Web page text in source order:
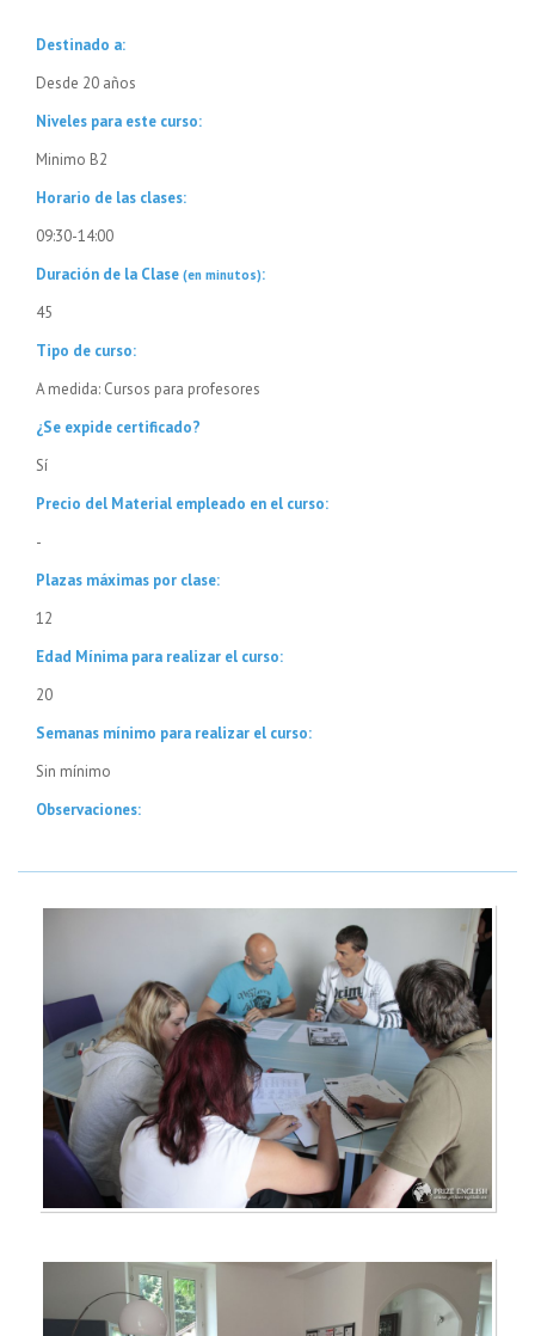
Destinado a:
Desde 20 años
Niveles para este curso:
Minimo B2
Horario de las clases:
09:30-14:00
Duración de la Clase (en minutos):
45
Tipo de curso:
A medida: Cursos para profesores
¿Se expide certificado?
Sí
Precio del Material empleado en el curso:
-
Plazas máximas por clase:
12
Edad Mínima para realizar el curso:
20
Semanas mínimo para realizar el curso:
Sin mínimo
Observaciones: